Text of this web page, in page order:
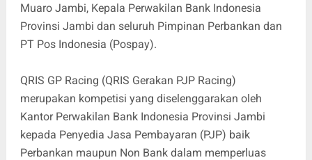
Muaro Jambi, Kepala Perwakilan Bank Indonesia
Provinsi Jambi dan seluruh Pimpinan Perbankan dan
PT Pos Indonesia (Pospay).
QRIS GP Racing (QRIS Gerakan PJP Racing)
merupakan kompetisi yang diselenggarakan oleh
Kantor Perwakilan Bank Indonesia Provinsi Jambi
kepada Penyedia Jasa Pembayaran (PJP) baik
Perbankan maupun Non Bank dalam memperluas